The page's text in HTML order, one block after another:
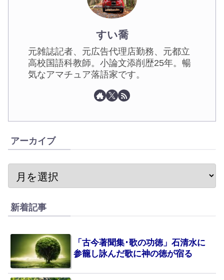
すい喬
元雑誌記者、元広告代理店勤務、元都立
高校国語科教師。小論文添削歴25年。暢
気なアマチュア落語家です。
アーカイブ
新着記事
「古今著聞集･歌の功徳」石清水に
参籠し詠んだ歌に神の徳が宿る